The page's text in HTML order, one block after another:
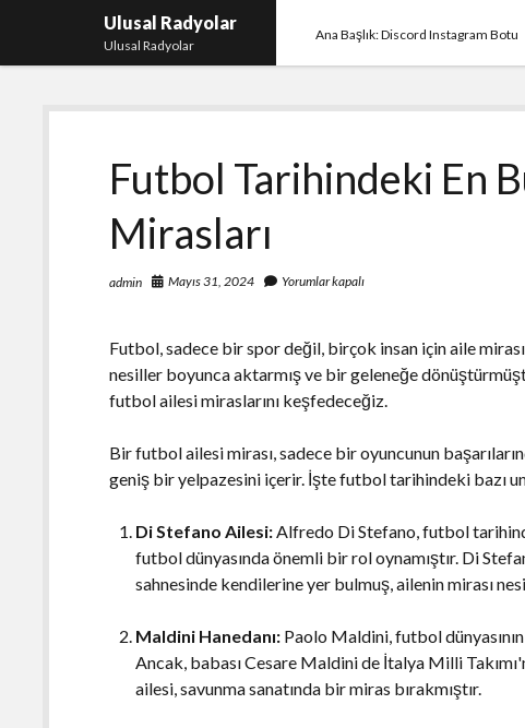
Ulusal Radyolar
Ulusal Radyolar
Ana Başlık: Discord Instagram Botu
Futbol Tarihindeki En
Mirasları
admin Mayıs 31, 2024 Yorumlar kapalı
Futbol, sadece bir spor değil, birçok insan için aile
nesiller boyunca aktarmış ve bir geleneğe
futbol ailesi miraslarını keşfedeceğiz.
Bir futbol ailesi mirası, sadece bir oyuncunun
geniş bir yelpazesini içerir. İşte futbol tarihindeki bazı
Di Stefano Ailesi:Alfredo Di Stefano, futbol
futbol dünyasında önemli bir rol oynamıştır. Di
sahnesinde kendilerine yer bulmuş, ailenin mirası
Maldini Hanedanı: Paolo Maldini, futbol
Ancak, babası Cesare Maldini de İtalya Milli
ailesi, savunma sanatında bir miras bırakmıştır.